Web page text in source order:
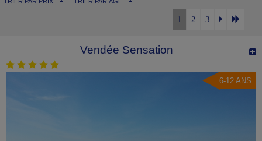
1 2 3
Vendée Sensation
6-12 ANS